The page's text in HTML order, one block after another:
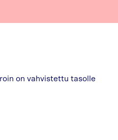
on vahvistettu tasolle